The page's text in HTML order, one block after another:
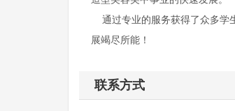
通过专业的服务获得了众多学
展竭尽所能！
联系方式